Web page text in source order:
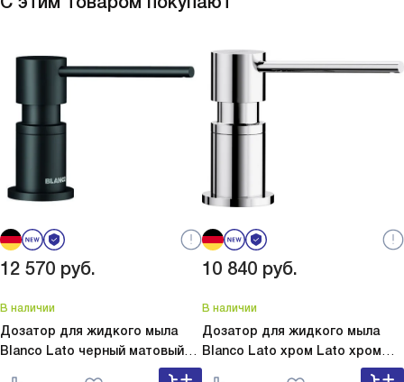
12 570 руб.
В наличии
Дозатор для жидкого мыла
Blanco Lato черный матовый
Lato черный матовый 525789
10 840 руб.
В наличии
Дозатор для жидкого мыла
Blanco Lato хром Lato хром